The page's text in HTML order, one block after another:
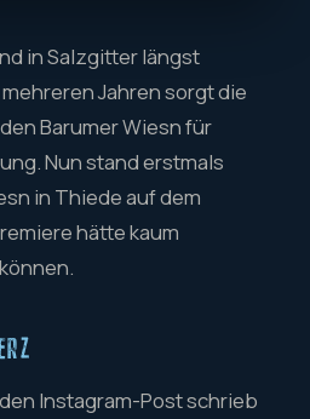
in Salzgitter längst
Jahren sorgt die
Barumer Wiesn für
Nun stand erstmals
in Thiede auf dem
hätte kaum
Instagram-Post schrieb